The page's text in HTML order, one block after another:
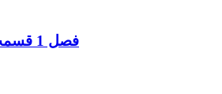
فصل 1 قسمت 8 سریال وان پیس